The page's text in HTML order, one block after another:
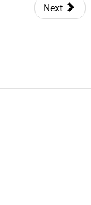
Next